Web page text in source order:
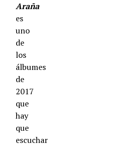
Araña
es
uno
de
los
álbumes
de
2017
que
hay
que
escuchar